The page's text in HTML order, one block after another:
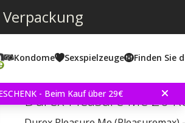
Kondome Sexspielzeuge Finden Sie
- Beim Kauf über 29€
Durex Pleasure Me 20